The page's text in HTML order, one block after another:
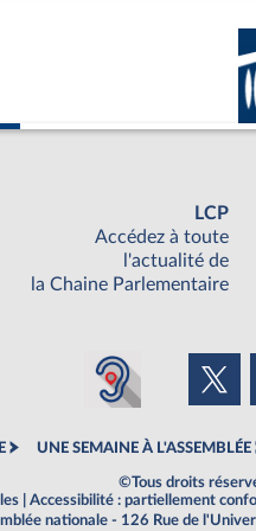
LCP
Accédez à toute
l'actualité de
la Chaine Parlementaire
UNE SEMAINE À L'ASSEMBLÉE
©Tous droits
Accessibilité : partiellement
nationale - 126 Rue de